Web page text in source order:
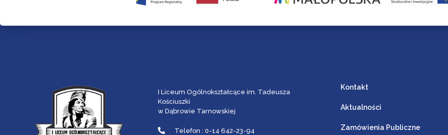
I Liceum Ogólnokształcące im. Tadeusza
Kościuszki
w Dąbrowie Tarnowskiej
Telefon : 0-14 642-23-94
Kontakt
Aktualności
Zamówienia Publiczne